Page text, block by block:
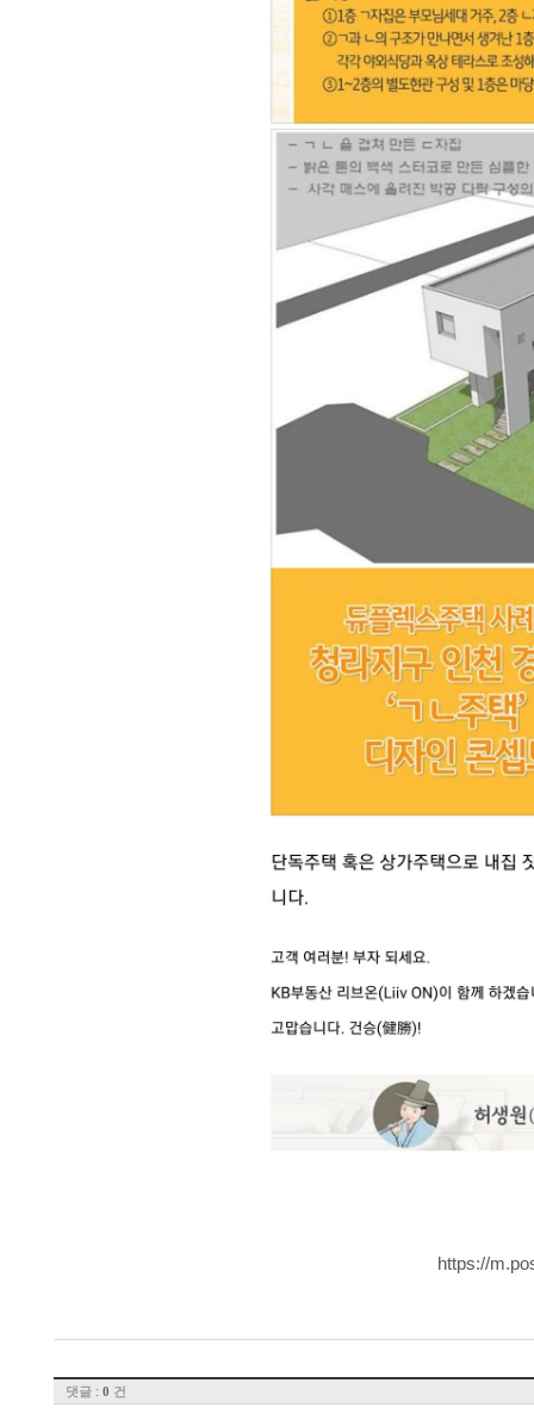
https://
댓글 : 0 건